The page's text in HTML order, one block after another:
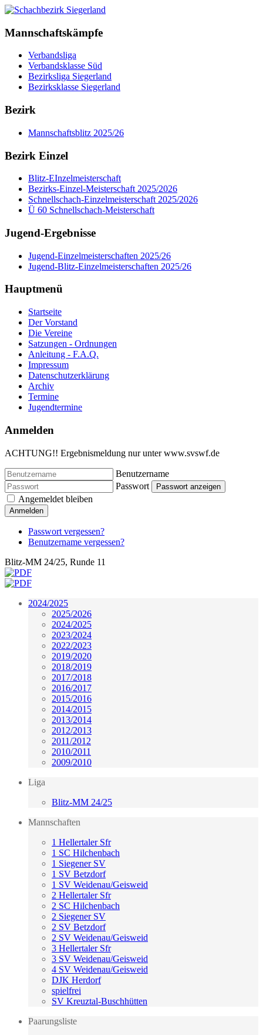
Mannschaftskämpfe
Verbandsliga
Verbandsklasse Süd
Bezirksliga Siegerland
Bezirksklasse Siegerland
Bezirk
Mannschaftsblitz 2025/26
Bezirk Einzel
Blitz-EInzelmeisterschaft
Bezirks-Einzel-Meisterschaft 2025/2026
Schnellschach-Einzelmeisterschaft 2025/2026
Ü 60 Schnellschach-Meisterschaft
Jugend-Ergebnisse
Jugend-Einzelmeisterschaften 2025/26
Jugend-Blitz-Einzelmeisterschaften 2025/26
Hauptmenü
Startseite
Der Vorstand
Die Vereine
Satzungen - Ordnungen
Anleitung - F.A.Q.
Impressum
Datenschutzerklärung
Archiv
Termine
Jugendtermine
Anmelden
ACHTUNG!! Ergebnismeldung nur unter www.svswf.de
Benutzername
Passwort
Passwort anzeigen
Angemeldet bleiben
Anmelden
Passwort vergessen?
Benutzername vergessen?
Blitz-MM 24/25, Runde 11
2024/2025
2025/2026
2024/2025
2023/2024
2022/2023
2019/2020
2018/2019
2017/2018
2016/2017
2015/2016
2014/2015
2013/2014
2012/2013
2011/2012
2010/2011
2009/2010
Liga
Blitz-MM 24/25
Mannschaften
1 Hellertaler Sfr
1 SC Hilchenbach
1 Siegener SV
1 SV Betzdorf
1 SV Weidenau/Geisweid
2 Hellertaler Sfr
2 SC Hilchenbach
2 Siegener SV
2 SV Betzdorf
2 SV Weidenau/Geisweid
3 Hellertaler Sfr
3 SV Weidenau/Geisweid
4 SV Weidenau/Geisweid
DJK Herdorf
spielfrei
SV Kreuztal-Buschhütten
Paarungsliste